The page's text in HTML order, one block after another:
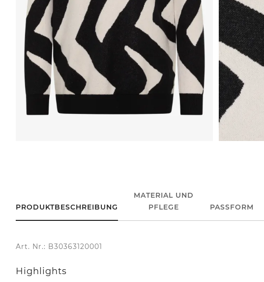
PRODUKTBESCHREIBUNG
MATERIAL UND
PFLEGE
PASSFORM
Art. Nr.: B30363120001
Highlights